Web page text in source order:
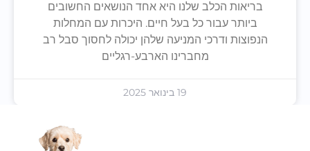
בריאות הכלב שלנו היא אחד הנושאים החשובים
ביותר עבור כל בעל חיים. היכרות עם המחלות
הנפוצות ודרכי המניעה שלהן יכולה לחסוך סבל רב
מחברינו הארבע-רגליים
19 בינואר 2025